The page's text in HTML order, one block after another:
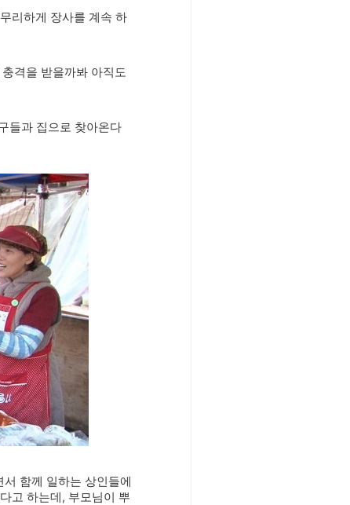
리하게 장사를 계속 하
격을 받을까봐 아직도
들과 집으로 찾아온다
함께 일하는 상인들에
고 하는데, 부모님이 뿌